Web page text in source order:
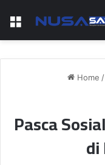
Menu
Home /
Pasca